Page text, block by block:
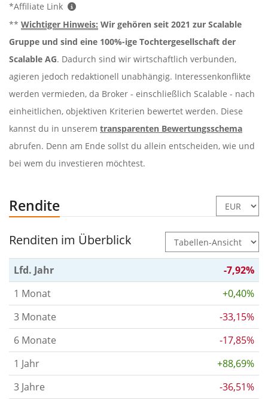
*Affiliate Link
** Wichtiger Hinweis: Wir gehören seit 2021 zur Scalable
Gruppe und sind eine 100%-ige Tochtergesellschaft der
Scalable AG. Dadurch sind wir wirtschaftlich verbunden,
agieren jedoch redaktionell unabhängig. Interessenkonflikte
werden vermieden, da Broker - einschließlich Scalable - nach
einheitlichen, objektiven Kriterien bewertet werden. Diese
kannst du in unserem transparenten Bewertungsschema
abrufen. Denn am Ende sollst du allein entscheiden, wie und
bei wem du investieren möchtest.
Rendite
Renditen im Überblick
Lfd. Jahr
-7,92%
1 Monat
+0,40%
3 Monate
-33,15%
6 Monate
-17,85%
1 Jahr
+88,69%
3 Jahre
-36,51%